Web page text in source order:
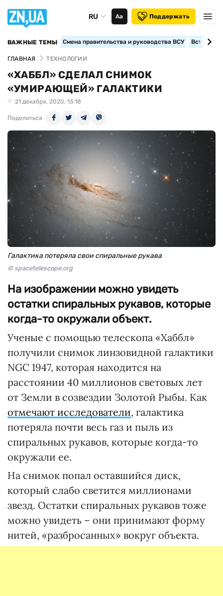
RU Аа Поддержать
ВАЖНЫЕ ТЕМЫ Смена правительства и руководства ВСУ
ГЛАВНАЯ ТЕХНОЛОГИИ
«ХАББЛ» СДЕЛАЛ СНИМОК
«УМИРАЮЩЕЙ» ГАЛАКТИКИ
21 декабря, 2020, 13:18
Поделиться
Галактика потеряла свои спиральные рукава
© spacetelescope.org
На изображении можно увидеть
остатки спиральных рукавов, которые
когда-то окружали объект.
Ученые с помощью телескопа «Хаббл»
получили снимок линзовидной галактики
NGC 1947, которая находится на
расстоянии 40 миллионов световых лет
от Земли в созвездии Золотой Рыбы. Как
отмечают исследователи, галактика
потеряла почти весь газ и пыль из
спиральных рукавов, которые когда-то
окружали ее.
На снимок попал оставшийся диск,
который слабо светится миллионами
звезд. Остатки спиральных рукавов тоже
можно увидеть – они принимают форму
нитей, «разбросанных» вокруг объекта.